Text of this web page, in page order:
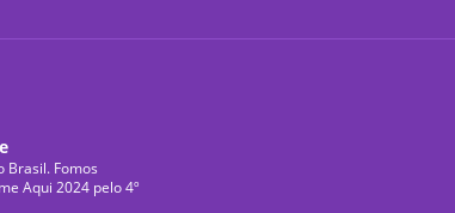
Brasil. Fomos
Aqui 2024 pelo 4º